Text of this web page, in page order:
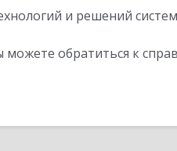
и решений
обратиться к